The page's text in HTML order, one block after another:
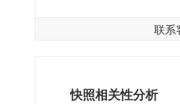
联系
快照相关性分析